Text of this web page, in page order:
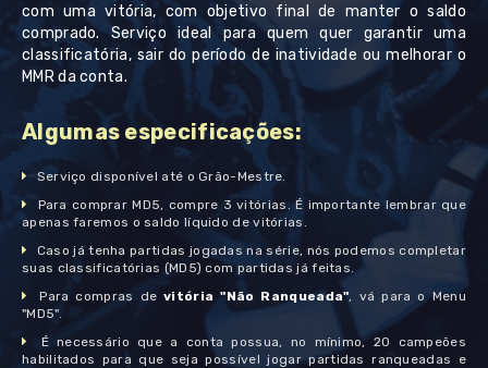
com uma vitória, com objetivo final de manter o saldo
comprado. Serviço ideal para quem quer garantir uma
classificatória, sair do período de inatividade ou melhorar o
MMR da conta.
Algumas especificações:
Serviço disponível até o Grão-Mestre.
Para comprar MD5, compre 3 vitórias. É importante lembrar que
apenas faremos o saldo líquido de vitórias.
Caso já tenha partidas jogadas na série, nós podemos completar
suas classificatórias (MD5) com partidas já feitas.
Para compras devitória "Não Ranqueada", vá para o Menu
"MD5".
É necessário que a conta possua, no mínimo, 20 campeões
habilitados para que seja possível jogar partidas ranqueadas e